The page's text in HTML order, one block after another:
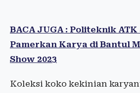
BACA JUGA : Politeknik
Pamerkan Karya di Bantul
Show 2023
Koleksi koko kekinian